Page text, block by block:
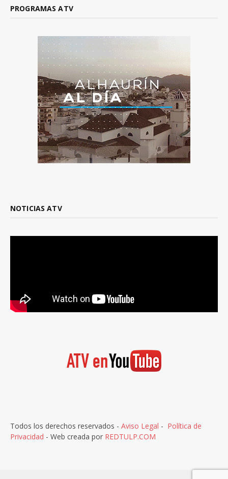
PROGRAMAS ATV
NOTICIAS ATV
Todos los derechos reservados - Aviso Legal - Política de
Privacidad - Web creada por REDTULP.COM